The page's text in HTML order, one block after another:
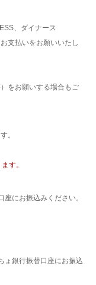
、ダイナース
支払いをお願いいたし
をお願いする場合もご
。
す。
にお振込みください。
ょ銀行振替口座にお振込